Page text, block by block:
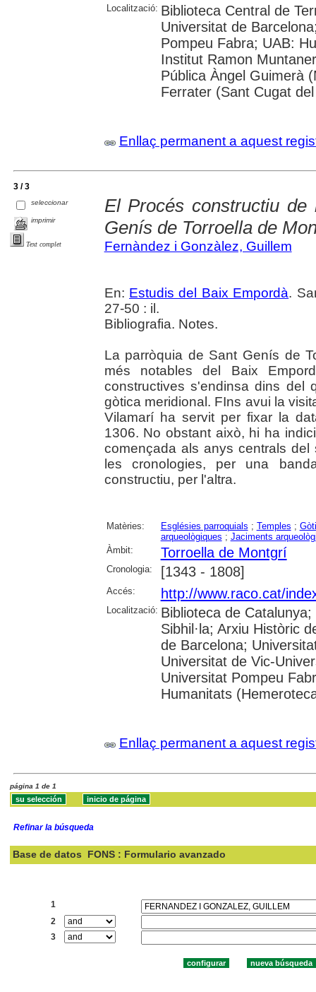
Localització: Biblioteca Central de
Universitat de
Pompeu Fabra; UAB:
Institut Ramon
Pública Àngel Guimerà
Ferrater (Sant Cugat
Enllaç permanent a aquest
3 / 3
seleccionar
imprimir
Text complet
El Procés constructiu
Genís de Torroella de
Fernàndez i Gonzàlez, Guillem
En: Estudis del Baix Empordà.
27-50 : il.
Bibliografia. Notes.
La parròquia de Sant Genís de
més notables del Baix
constructives s'endinsa dins del
gòtica meridional. FIns avui la
Vilamarí ha servit per fixar la
1306. No obstant això, hi ha
començada als anys centrals
les cronologies, per una
constructiu, per l'altra.
Matèries: Esglésies parroquials ; Temples ;
arqueològiques ; Jaciments
Àmbit:
Torroella de Montgrí
Cronologia: [1343 - 1808]
Accés: http://www.raco.cat/
Localització: Biblioteca de
Sibhil·la; Arxiu Històric
de Barcelona;
Universitat de Vic-
Universitat Pompeu
Humanitats
Enllaç permanent a aquest
página 1 de 1
Refinar la búsqueda
Base de datos FONS : Formulario avanzado
1
2
3